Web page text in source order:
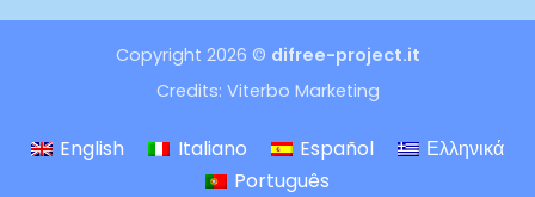
Copyright 2026 © difree-project.it
Credits: Viterbo Marketing
English Italiano Español
Ελληνικά
Português